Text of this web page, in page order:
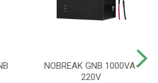
NOBREAK GNB 1000VA-
220V